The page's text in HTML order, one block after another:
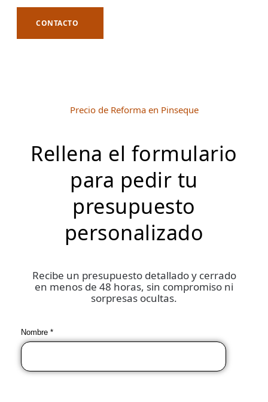
CONTACTO
Precio de Reforma en Pinseque
Rellena el formulario
para pedir tu
presupuesto
personalizado
Recibe un presupuesto detallado y cerrado
en menos de 48 horas, sin compromiso ni
sorpresas ocultas.
Nombre *